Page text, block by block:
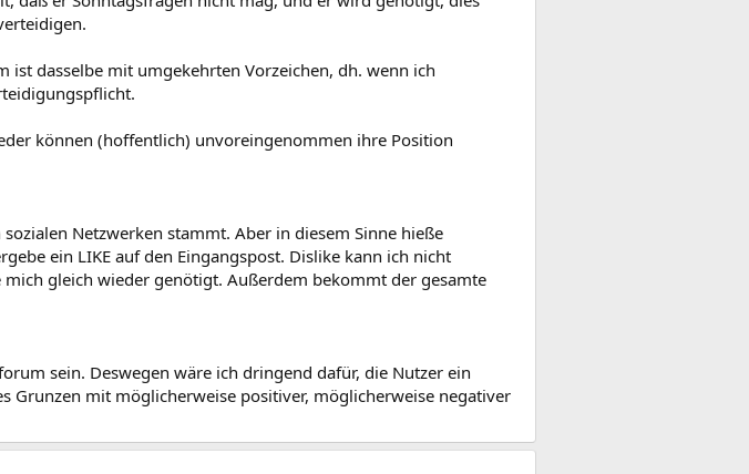
ist dasselbe mit umgekehrten Vorzeichen, dh. wenn ich
können (hoffentlich) unvoreingenommen ihre Position
Netzwerken stammt. Aber in diesem Sinne hieße
ein LIKE auf den Eingangspost. Dislike kann ich nicht
gleich wieder genötigt. Außerdem bekommt der gesamte
sein. Deswegen wäre ich dringend dafür, die Nutzer ein
Grunzen mit möglicherweise positiver, möglicherweise negativer